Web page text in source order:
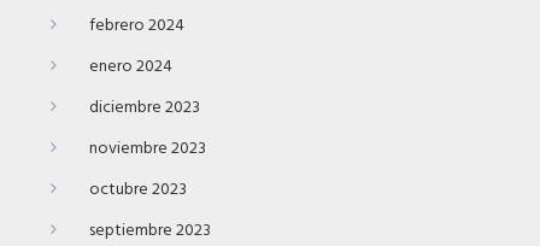
febrero 2024
enero 2024
diciembre 2023
noviembre 2023
octubre 2023
septiembre 2023